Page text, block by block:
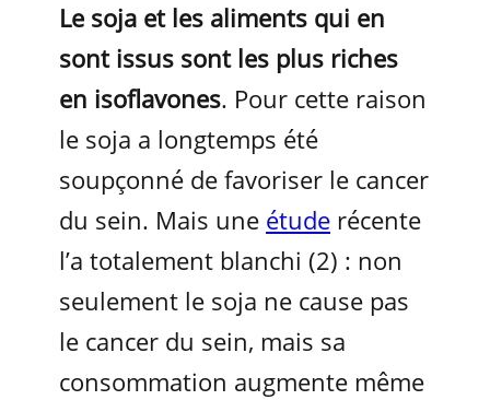
Le soja et les aliments qui en
sont issus sont les plus riches
en isoflavones. Pour cette raison
le soja a longtemps été
soupçonné de favoriser le cancer
du sein. Mais une étude récente
l’a totalement blanchi (2) : non
seulement le soja ne cause pas
le cancer du sein, mais sa
consommation augmente même